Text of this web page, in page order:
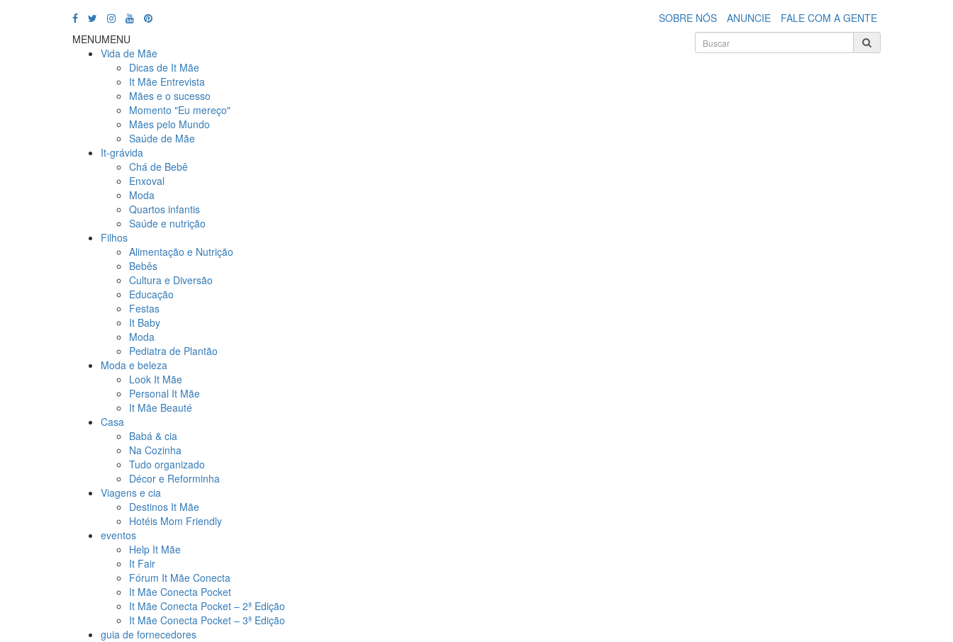
SOBRE NÓS ANUNCIE
FALE COM A GENTE
MENUMENU
Vida de Mãe
Dicas de It Mãe
It Mãe Entrevista
Mães e o sucesso
Momento "Eu mereço"
Mães pelo Mundo
Saúde de Mãe
It-grávida
Chá de Bebê
Enxoval
Moda
Quartos infantis
Saúde e nutrição
Filhos
Alimentação e Nutrição
Bebês
Cultura e Diversão
Educação
Festas
It Baby
Moda
Pediatra de Plantão
Moda e beleza
Look It Mãe
Personal It Mãe
It Mãe Beauté
Casa
Babá & cia
Na Cozinha
Tudo organizado
Décor e Reforminha
Viagens e cia
Destinos It Mãe
Hotéis Mom Friendly
eventos
Help It Mãe
It Fair
Fórum It Mãe Conecta
It Mãe Conecta Pocket
It Mãe Conecta Pocket – 2ª Edição
It Mãe Conecta Pocket – 3ª Edição
guia de fornecedores